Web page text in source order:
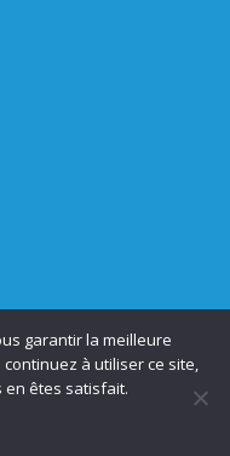
garantir la meilleure
à utiliser ce site,
êtes satisfait.